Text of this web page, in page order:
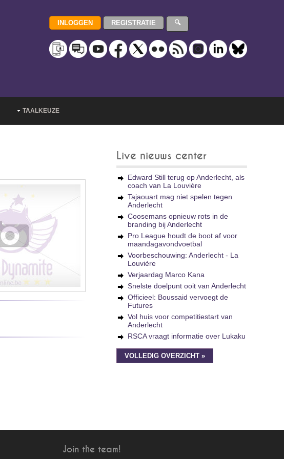
TAALKEUZE
Live nieuws center
Edward Still terug op Anderlecht, als
coach van La Louvière
Tajaouart mag niet spelen tegen
Anderlecht
Coosemans opnieuw rots in de
branding bij Anderlecht
Pro League houdt de boot af voor
maandagavondvoetbal
Voorbeschouwing: Anderlecht - La
Louvière
Verjaardag Marco Kana
Snelste doelpunt ooit van Anderlecht
Officieel: Boussaid vervoegt de
Futures
Vol huis voor competitiestart van
Anderlecht
RSCA vraagt informatie over Lukaku
VOLLEDIG OVERZICHT »
Join the team!